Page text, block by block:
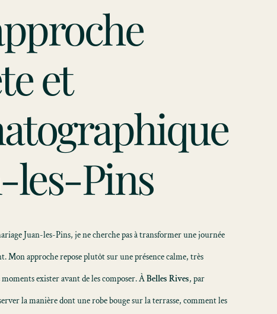
et
les-Pins
Juan-les-Pins, je ne cherche pas à transformer une journée
Mon approche repose plutôt sur une présence calme, très
exister avant de les composer. ÀBelles Rives, par
la manière dont une robe bouge sur la terrasse, comment les